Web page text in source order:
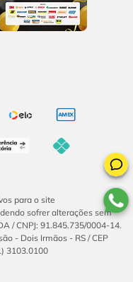
para o site
sofrer alterações sem
/ CNPJ: 91.845.735/0004-14.
- Dois Irmãos - RS / CEP
3103.0100